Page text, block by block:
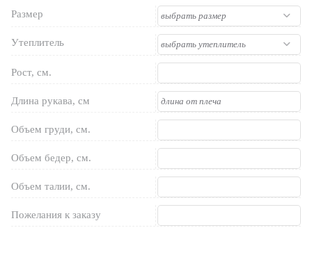
Рост, см.
Длина рукава, см
Объем груди, см.
Объем бедер, см.
Объем талии, см.
Пожелания к заказу
Размер
Утеплитель